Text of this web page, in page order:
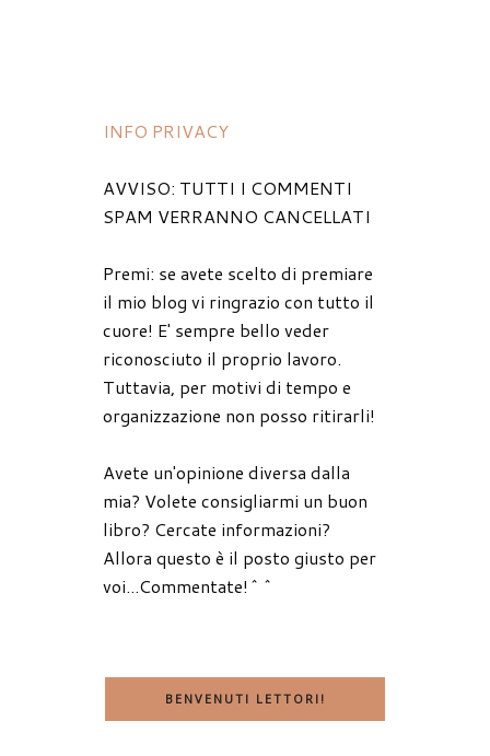
INFO PRIVACY
AVVISO: TUTTI I COMMENTI
SPAM VERRANNO CANCELLATI
Premi: se avete scelto di premiare
il mio blog vi ringrazio con tutto il
cuore! E' sempre bello veder
riconosciuto il proprio lavoro.
Tuttavia, per motivi di tempo e
organizzazione non posso ritirarli!
Avete un'opinione diversa dalla
mia? Volete consigliarmi un buon
libro? Cercate informazioni?
Allora questo è il posto giusto per
voi...Commentate!^^
BENVENUTI LETTORI!